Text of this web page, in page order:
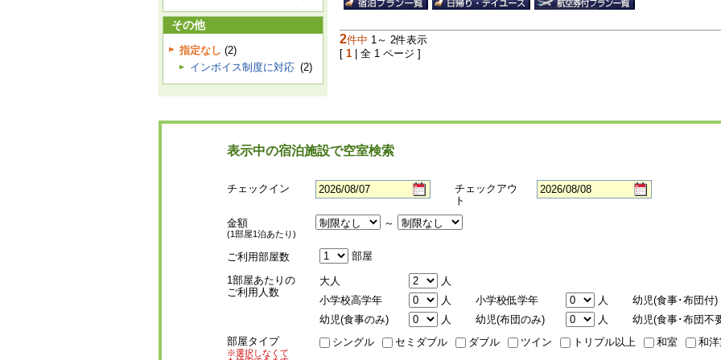
その他
指定なし (2)
インボイス制度に対応 (2)
2件中 1～ 2件表示
[ 1 | 全 1 ページ ]
表示中の宿泊施設で空室検索
チェックイン
チェックアウ
ト
金額
(1部屋1泊あたり)
～
ご利用部屋数
部屋
1部屋あたりの
ご利用人数
大人
人
小学校高学年
人 小学校低学年 人 幼児(食事･布団付)
幼児(食事のみ)
人 幼児(布団のみ) 人 幼児(食事･布団不
部屋タイプ
※選択しなくて
シングル セミダブル ダブル ツイン トリプル以上 和室 和